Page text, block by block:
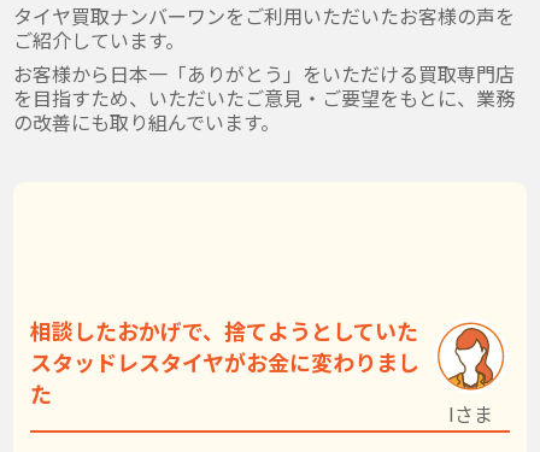
タイヤ買取ナンバーワンをご利用いただいたお客様の声を
ご紹介しています。
お客様から日本一「ありがとう」をいただける買取専門店
を目指すため、いただいたご意見・ご要望をもとに、業務
の改善にも取り組んでいます。
相談したおかげで、捨てようとしていた
スタッドレスタイヤがお金に変わりまし
た
Iさま